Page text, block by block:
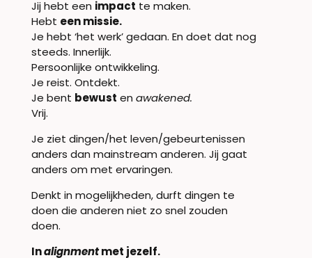
Jij hebt een impact te maken.
Hebt een missie.
Je hebt ‘het werk’ gedaan. En doet dat nog
steeds. Innerlijk.
Persoonlijke ontwikkeling.
Je reist. Ontdekt.
Je bent bewust en awakened.
Vrij.
Je ziet dingen/het leven/gebeurtenissen
anders dan mainstream anderen. Jij gaat
anders om met ervaringen.
Denkt in mogelijkheden, durft dingen te
doen die anderen niet zo snel zouden
doen.
Inalignmentmet jezelf.